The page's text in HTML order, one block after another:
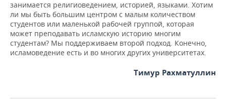
занимается религиоведением, историей, языками. Хотим
ли мы быть большим центром с малым количеством
студентов или маленькой рабочей группой, которая
может преподавать исламскую историю многим
студентам? Мы поддерживаем второй подход. Конечно,
исламоведение есть и во многих других университетах.
Тимур Рахматуллин